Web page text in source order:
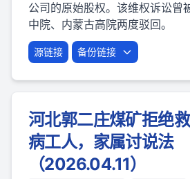
公司的原始股权。该维权诉讼曾
中院、内蒙古高院两度驳回。
源链接 备份链接
河北郭二庄煤矿拒绝
病工人，家属讨说法
（2026.04.11）